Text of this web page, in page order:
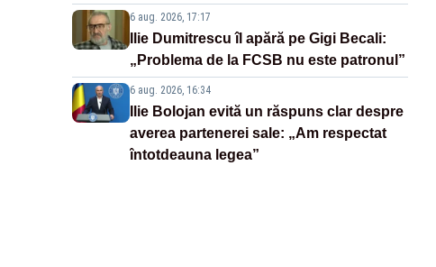
6 aug. 2026, 17:17
Ilie Dumitrescu îl apără pe Gigi Becali:
„Problema de la FCSB nu este patronul”
6 aug. 2026, 16:34
Ilie Bolojan evită un răspuns clar despre
averea partenerei sale: „Am respectat
întotdeauna legea”